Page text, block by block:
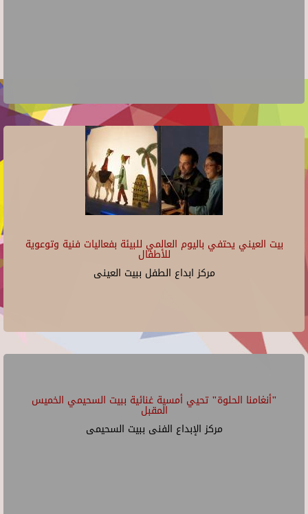
بيت العيني يحتفي باليوم العالمي للبيئة بفعاليات فنية وتوعوية
للأطفال
مركز ابداع الطفل ببيت العينى
"أنغامنا الحلوة" تحيي أمسية غنائية ببيت السحيمي الخميس
المقبل
مركز الإبداع الفنى ببيت السحيمى